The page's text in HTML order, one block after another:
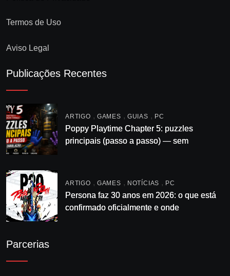
Termos de Uso
Aviso Legal
Publicações Recentes
ARTIGO , GAMES , GUIAS , PC
Poppy Playtime Chapter 5: puzzles
principais (passo a passo) — sem
ARTIGO , GAMES , NOTÍCIAS , PC
Persona faz 30 anos em 2026: o que está
confirmado oficialmente e onde
Parcerias